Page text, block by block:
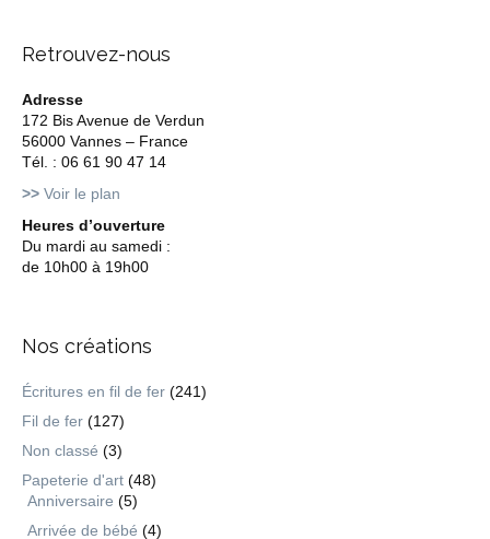
Retrouvez-nous
Adresse
172 Bis Avenue de Verdun
56000 Vannes – France
Tél. : 06 61 90 47 14
>> Voir le plan
Heures d’ouverture
Du mardi au samedi :
de 10h00 à 19h00
Nos créations
Écritures en fil de fer (241)
Fil de fer (127)
Non classé (3)
Papeterie d'art (48)
Anniversaire (5)
Arrivée de bébé (4)